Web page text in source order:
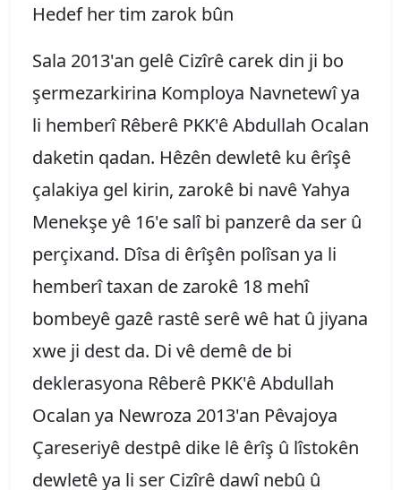
Hedef her tim zarok bûn
Sala 2013'an gelê Cizîrê carek din ji bo
şermezarkirina Komploya Navnetewî ya
li hemberî Rêberê PKK'ê Abdullah Ocalan
daketin qadan. Hêzên dewletê ku êrîşê
çalakiya gel kirin, zarokê bi navê Yahya
Menekşe yê 16'e salî bi panzerê da ser û
perçixand. Dîsa di êrîşên polîsan ya li
hemberî taxan de zarokê 18 mehî
bombeyê gazê rastê serê wê hat û jiyana
xwe ji dest da. Di vê demê de bi
deklerasyona Rêberê PKK'ê Abdullah
Ocalan ya Newroza 2013'an Pêvajoya
Çareseriyê destpê dike lê êrîş û lîstokên
dewletê ya li ser Cizîrê dawî nebû û